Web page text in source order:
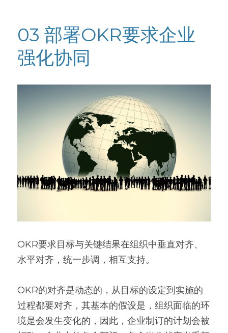
03 部署OKR要求企业
强化协同
OKR要求目标与关键结果在组织中垂直对齐、
水平对齐，统一步调，相互支持。
OKR的对齐是动态的，从目标的设定到实施的
过程都要对齐，其基本的假设是，组织面临的环
境是会发生变化的，因此，企业制订的计划会被